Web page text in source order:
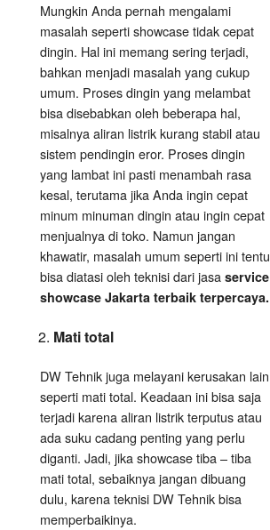
Mungkin Anda pernah mengalami
masalah seperti showcase tidak cepat
dingin. Hal ini memang sering terjadi,
bahkan menjadi masalah yang cukup
umum. Proses dingin yang melambat
bisa disebabkan oleh beberapa hal,
misalnya aliran listrik kurang stabil atau
sistem pendingin eror. Proses dingin
yang lambat ini pasti menambah rasa
kesal, terutama jika Anda ingin cepat
minum minuman dingin atau ingin cepat
menjualnya di toko. Namun jangan
khawatir, masalah umum seperti ini tentu
bisa diatasi oleh teknisi dari jasa service
showcase Jakarta terbaik terpercaya.
Mati total
DW Tehnik juga melayani kerusakan lain
seperti mati total. Keadaan ini bisa saja
terjadi karena aliran listrik terputus atau
ada suku cadang penting yang perlu
diganti. Jadi, jika showcase tiba – tiba
mati total, sebaiknya jangan dibuang
dulu, karena teknisi DW Tehnik bisa
memperbaikinya.